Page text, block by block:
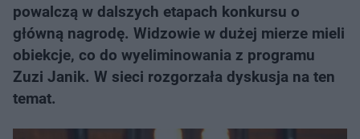
powalczą w dalszych etapach konkursu o
główną nagrodę. Widzowie w dużej mierze mieli
obiekcje, co do wyeliminowania z programu
Zuzi Janik. W sieci rozgorzała dyskusja na ten
temat.